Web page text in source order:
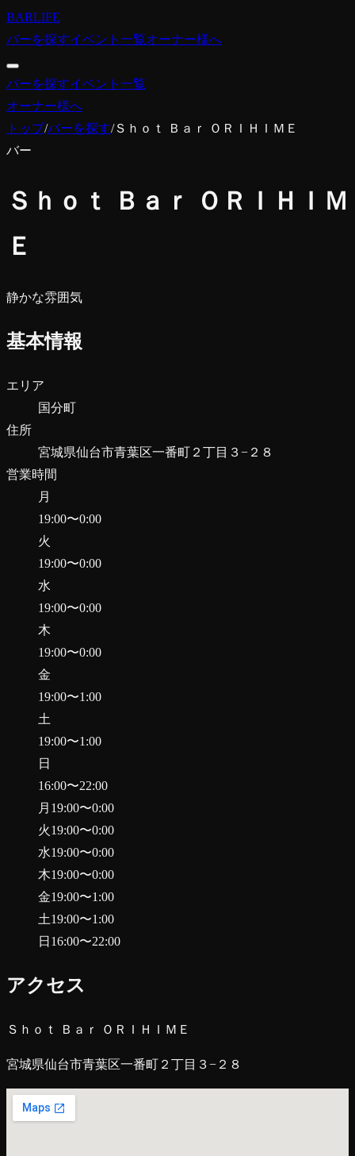
BARLIFE
バーを探すイベント一覧オーナー様へ
バーを探すイベント一覧
オーナー様へ
トップ/バーを探す/Ｓｈｏｔ Ｂａｒ ＯＲＩＨＩＭＥ
バー
Ｓｈｏｔ Ｂａｒ ＯＲＩＨＩＭ
Ｅ
静かな雰囲気
基本情報
エリア
国分町
住所
宮城県仙台市青葉区一番町２丁目３−２８
営業時間
月
19:00〜0:00
火
19:00〜0:00
水
19:00〜0:00
木
19:00〜0:00
金
19:00〜1:00
土
19:00〜1:00
日
16:00〜22:00
月 19:00〜0:00
火19:00〜0:00
水19:00〜0:00
木19:00〜0:00
金19:00〜1:00
土19:00〜1:00
日 16:00〜22:00
アクセス
Ｓｈｏｔ Ｂａｒ ＯＲＩＨＩＭＥ
宮城県仙台市青葉区一番町２丁目３−２８